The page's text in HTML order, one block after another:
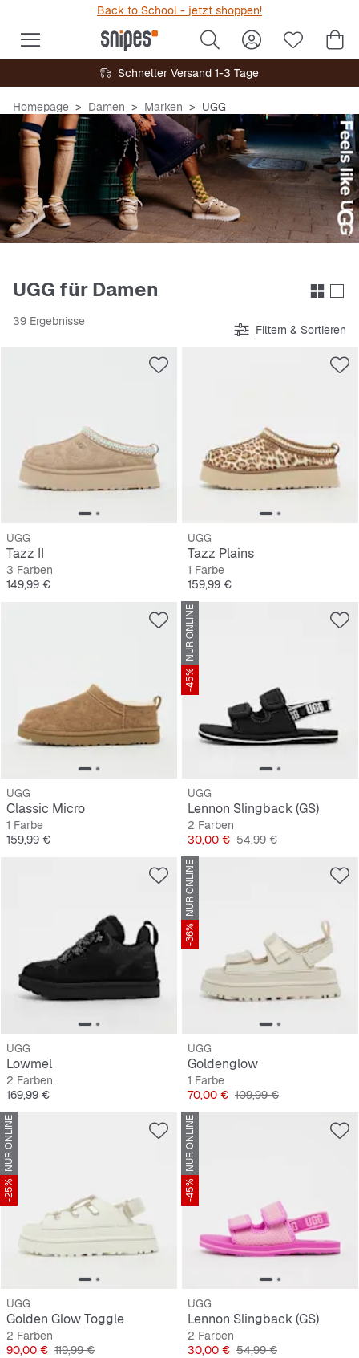
Back to School - jetzt shoppen!
Schneller Versand 1-3 Tage
Homepage Damen Marken UGG
UGG für Damen
39 Ergebnisse
Filtern & Sortieren
UGG
Tazz II
3 Farben
Preis
149,99 €
UGG
Tazz Plains
1 Farbe
Preis
159,99 €
UGG
Classic Micro
1 Farbe
Preis
159,99 €
NUR ONLINE
-45%
UGG
Lennon Slingback (GS)
2 Farben
Preis
30,00 € Originalpreis
54,99 €
UGG
Lowmel
2 Farben
Preis
169,99 €
NUR ONLINE
-36%
UGG
Goldenglow
1 Farbe
Preis
70,00 € Originalpreis
109,99 €
NUR ONLINE
-25%
UGG
Golden Glow Toggle
2 Farben
Preis
90,00 € Originalpreis
119,99 €
NUR ONLINE
-45%
UGG
Lennon Slingback (GS)
2 Farben
Preis
30,00 € Originalpreis
54,99 €